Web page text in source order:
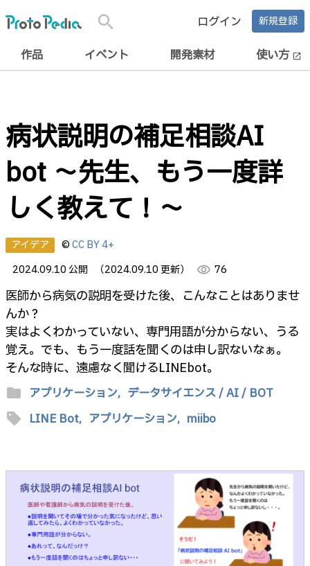
search ログイン 新規登録
作品 イベント 開発素材 使い方 open_in_new
病状説明の補足相談AI
bot ～先生、もう一度詳
しく教えて！～
アイデア ©CC BY 4+
2024.09.10 公開
（2024.09.10 更新） visibility 76
医師から病気の説明を受けた後、こんなことはありませ
んか？
実はよくわかっていない、専門用語が分からない、うる
覚え。でも、もう一度話を聞くのは申し訳ないなぁ。
そんな時に、遠慮なく聞けるLINEbot。
folder アプリケーション, データサイエンス / AI / BOT
sell LINE Bot, アプリケーション, miibo